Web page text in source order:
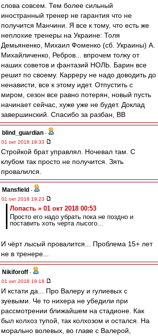
слова совсем. Тем более сильный
иностранный тренер не гарантия что не
получится Манчини. Я все к тому, что есть же
неплохие тренеры на Украине: Толя
Демьяненко, Михаил Фоменко (сб. Украины) А.
Михайличенко, Ребров... впрочем толку от
наших советов и фантазий НОЛЬ. Барин все
решит по своему. Карреру не надо доводить до
ненависти, все к этому идет. Отпустить с
миром, сезон все равно потерян, новый пусть
начинает сейчас, хуже уже не будет. Доклад
завершинский. Спасибо за разбан, ВВ
blind_guardian -
01 окт 2018 19:33
Стройкой брат управлял. Ночевал там. С
клубом так просто не получится. Зять
провалился.
Mansfield -
01 окт 2018 19:23
Лопасть » 01 окт 2018 00:53
Просто его надо убрать пока не поздно и
поставить хоть черта лысого...
И чёрт лысый провалится... Проблема 15+ лет
не в тренере...
Nikiforoff -
01 окт 2018 19:18
И кстати да... Про Валеру и гулиевых с
зуевыми. Че то нихера не убедили при
рассмотрении ближайшем на стадионе. Как
был колхоз тупой, так колхозом и остался. На
морально волевых, во главе с Валерой,